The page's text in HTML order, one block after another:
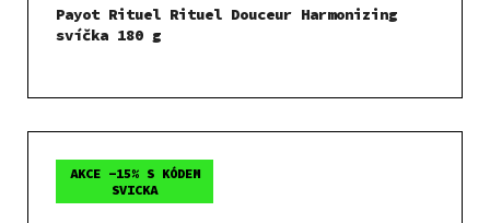
Payot Rituel Rituel Douceur Harmonizing
svíčka 180 g
AKCE -15% S KÓDEM
SVICKA